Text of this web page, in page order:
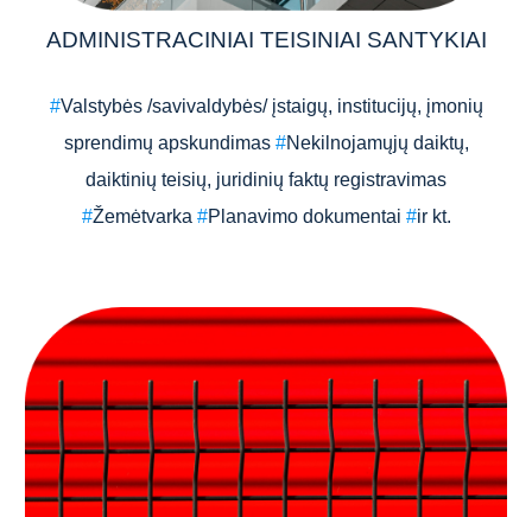
ADMINISTRACINIAI TEISINIAI SANTYKIAI
#Valstybės /savivaldybės/ įstaigų, institucijų, įmonių
sprendimų apskundimas #Nekilnojamųjų daiktų,
daiktinių teisių, juridinių faktų registravimas
#Žemėtvarka #Planavimo dokumentai #ir kt.